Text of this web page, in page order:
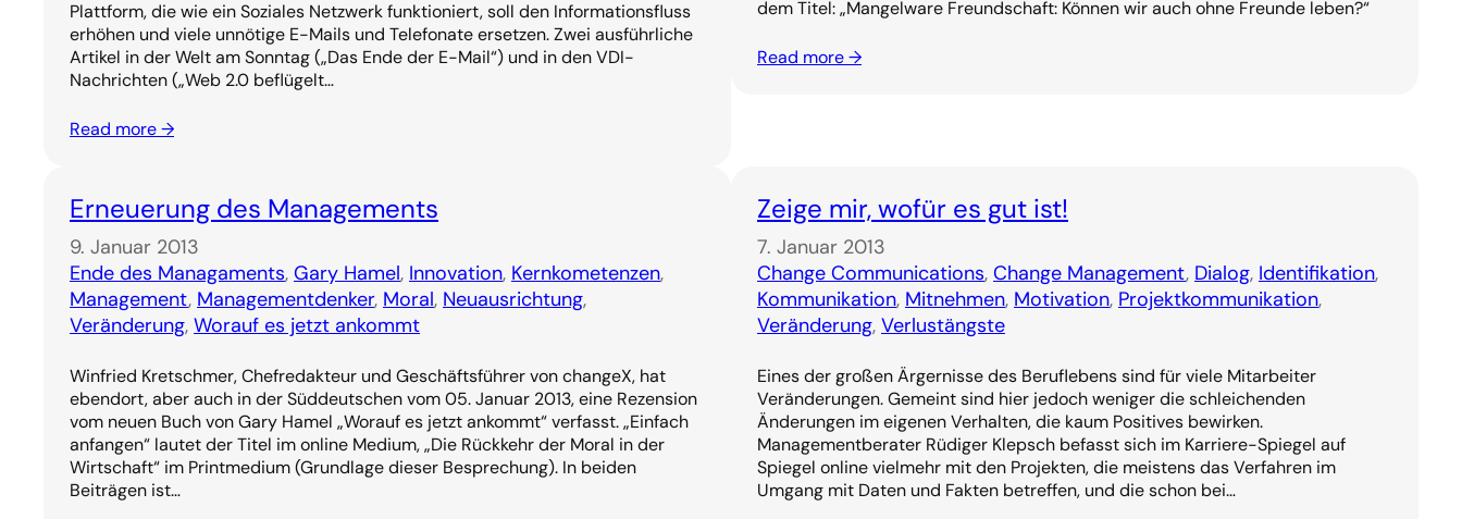
Plattform, die wie ein Soziales Netzwerk funktioniert, soll den Informationsfluss
erhöhen und viele unnötige E-Mails und Telefonate ersetzen. Zwei ausführliche
Artikel in der Welt am Sonntag („Das Ende der E-Mail“) und in den VDI-
Nachrichten („Web 2.0 beflügelt…
Read more →
dem Titel: „Mangelware Freundschaft: Können wir auch ohne Freunde leben?“
Read more →
Erneuerung des Managements
9. Januar 2013
Ende des Managaments, Gary Hamel, Innovation, Kernkometenzen
Management, Managementdenker, Moral, Neuausrichtung
Veränderung, Worauf es jetzt ankommt
Winfried Kretschmer, Chefredakteur und Geschäftsführer von changeX, hat
ebendort, aber auch in der Süddeutschen vom 05. Januar 2013, eine Rezension
vom neuen Buch von Gary Hamel „Worauf es jetzt ankommt“ verfasst. „Einfach
anfangen“ lautet der Titel im online Medium, „Die Rückkehr der Moral in der
Wirtschaft“ im Printmedium (Grundlage dieser Besprechung). In beiden
Beiträgen ist…
Zeige mir, wofür es gut ist!
7. Januar 2013
Change Communications, Change Management, Dialog, Identifikation
Kommunikation, Mitnehmen, Motivation, Projektkommunikation
Veränderung, Verlustängste
Eines der großen Ärgernisse des Beruflebens sind für viele Mitarbeiter
Veränderungen. Gemeint sind hier jedoch weniger die schleichenden
Änderungen im eigenen Verhalten, die kaum Positives bewirken.
Managementberater Rüdiger Klepsch befasst sich im Karriere-Spiegel auf
Spiegel online vielmehr mit den Projekten, die meistens das Verfahren im
Umgang mit Daten und Fakten betreffen, und die schon bei…